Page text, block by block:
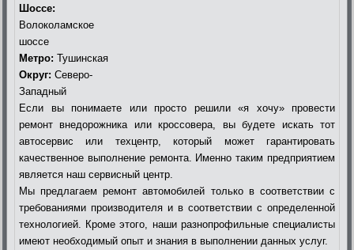
Шоссе:
Волоколамское
шоссе
Метро: Тушинская
Округ: Северо-
Западный
Если вы понимаете или просто решили «я хочу» провести
ремонт внедорожника или кроссовера, вы будете искать тот
автосервис или техцентр, который может гарантировать
качественное выполнение ремонта. Именно таким предприятием
является наш сервисный центр.
Мы предлагаем ремонт автомобилей только в соответствии с
требованиями производителя и в соответствии с определенной
технологией. Кроме этого, наши разнопрофильные специалисты
имеют необходимый опыт и знания в выполнении данных услуг.